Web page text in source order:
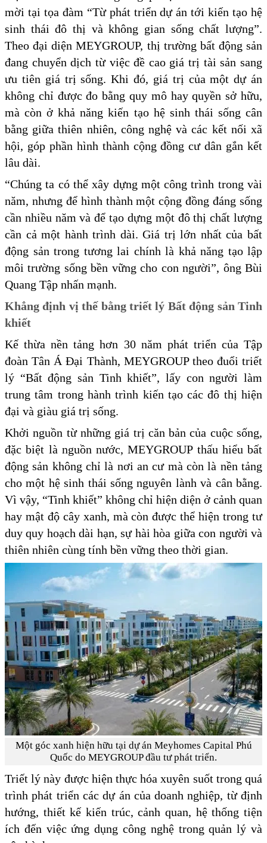
mời tại tọa đàm “Từ phát triển dự án tới kiến tạo hệ
sinh thái đô thị và không gian sống chất lượng”.
Theo đại diện MEYGROUP, thị trường bất động sản
đang chuyển dịch từ việc đề cao giá trị tài sản sang
ưu tiên giá trị sống. Khi đó, giá trị của một dự án
không chỉ được đo bằng quy mô hay quyền sở hữu,
mà còn ở khả năng kiến tạo hệ sinh thái sống cân
bằng giữa thiên nhiên, công nghệ và các kết nối xã
hội, góp phần hình thành cộng đồng cư dân gắn kết
lâu dài.
“Chúng ta có thể xây dựng một công trình trong vài
năm, nhưng để hình thành một cộng đồng đáng sống
cần nhiều năm và để tạo dựng một đô thị chất lượng
cần cả một hành trình dài. Giá trị lớn nhất của bất
động sản trong tương lai chính là khả năng tạo lập
môi trường sống bền vững cho con người”, ông Bùi
Quang Tập nhấn mạnh.
Khẳng định vị thế bằng triết lý Bất động sản Tinh
khiết
Kế thừa nền tảng hơn 30 năm phát triển của Tập
đoàn Tân Á Đại Thành, MEYGROUP theo đuổi triết
lý “Bất động sản Tinh khiết”, lấy con người làm
trung tâm trong hành trình kiến tạo các đô thị hiện
đại và giàu giá trị sống.
Khởi nguồn từ những giá trị căn bản của cuộc sống,
đặc biệt là nguồn nước, MEYGROUP thấu hiểu bất
động sản không chỉ là nơi an cư mà còn là nền tảng
cho một hệ sinh thái sống nguyên lành và cân bằng.
Vì vậy, “Tinh khiết” không chỉ hiện diện ở cảnh quan
hay mật độ cây xanh, mà còn được thể hiện trong tư
duy quy hoạch dài hạn, sự hài hòa giữa con người và
thiên nhiên cùng tính bền vững theo thời gian.
Một góc xanh hiện hữu tại dự án Meyhomes Capital Phú
Quốc do MEYGROUP đầu tư phát triển.
Triết lý này được hiện thực hóa xuyên suốt trong quá
trình phát triển các dự án của doanh nghiệp, từ định
hướng, thiết kế kiến trúc, cảnh quan, hệ thống tiện
ích đến việc ứng dụng công nghệ trong quản lý và